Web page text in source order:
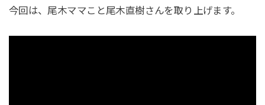
今回は、尾木ママこと尾木直樹さんを取り上げます。